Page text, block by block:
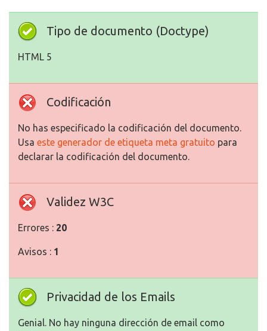
Tipo de documento (Doctype)
HTML 5
Codificación
No has especificado la codificación del documento.
Usa este generador de etiqueta meta gratuito para
declarar la codificación del documento.
Validez W3C
Errores : 20
Avisos : 1
Privacidad de los Emails
Genial. No hay ninguna dirección de email como